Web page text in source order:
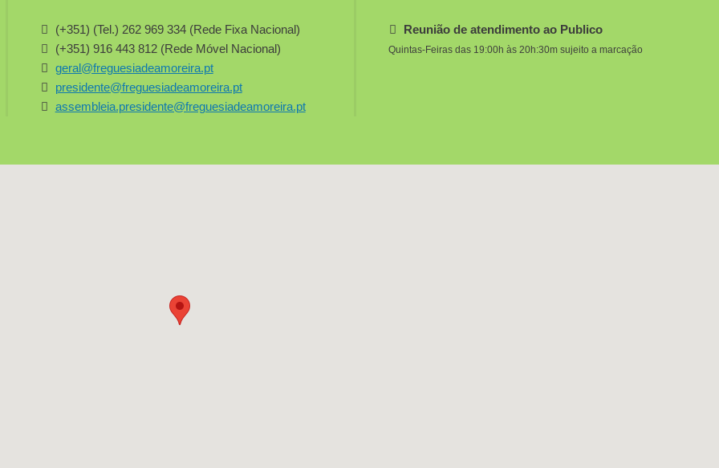
(+351) (Tel.) 262 969 334 (Rede Fixa Nacional)
(+351) 916 443 812 (Rede Móvel Nacional)
geral@freguesiadeamoreira.pt
presidente@freguesiadeamoreira.pt
assembleia.presidente@freguesiadeamoreira.pt
Reunião de atendimento ao Publico
Quintas-Feiras das 19:00h às 20h:30m sujeito a marcação